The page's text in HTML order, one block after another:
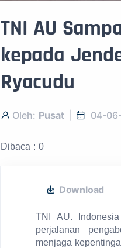
TNI AU
kepada
Ryacudu
Oleh: Pusat 04-
Dibaca : 0
Download
TNI AU.
perjalanan
menjaga